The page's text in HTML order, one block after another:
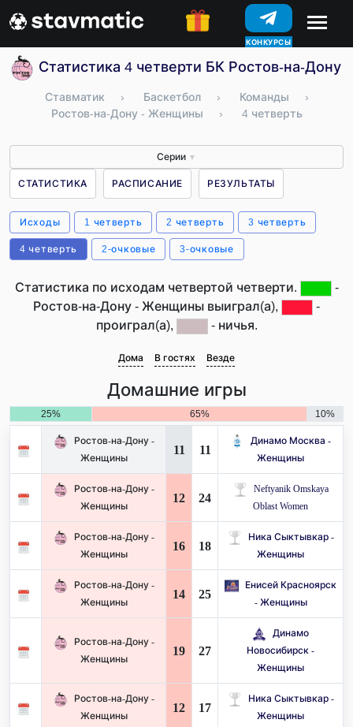
КОНКУРСЫ
Статистика 4 четверти БК Ростов-на-
Ставматик › Баскетбол › Команды
›
Ростов-на-Дону - Женщины
› 4 четверть
Серии ▼
СТАТИСТИКА РАСПИСАНИЕ РЕЗУЛЬТАТЫ
Исходы 1 четверть 2 четверть 3 четверть
4 четверть 2-очковые 3-очковые
Статистика по исходам четвертой четверти.
-
Ростов-на-Дону - Женщины выиграл(а),
-
проиграл(а),
- ничья.
Дома В гостях Везде
Домашние игры
25% 65% 10%
Ростов-на-Дону -
Женщины
11 11
Динамо Москва -
Женщины
Ростов-на-Дону -
Женщины
12 24
Neftyanik Omskaya
Oblast Women
Ростов-на-Дону -
Женщины
16 18
Ника Сыктывкар -
Женщины
Ростов-на-Дону -
Женщины
14 25
Енисей Красноярск
- Женщины
Ростов-на-Дону -
Женщины
19 27
Динамо
Новосибирск -
Женщины
Ростов-на-Дону -
Женщины
12 17
Ника Сыктывкар -
Женщины